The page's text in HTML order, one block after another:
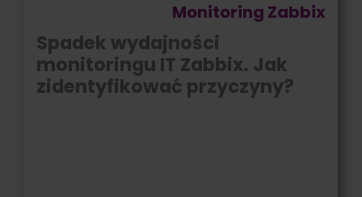
Monitoring Zabbix
Spadek wydajności
monitoringu IT Zabbix. Jak
zidentyfikować przyczyny?